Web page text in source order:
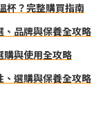
杯？完整購買指南
品牌與保養全攻略
購與使用全攻略
選購與保養全攻略